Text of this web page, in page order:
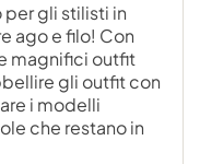
gli stilisti in
ago e filo! Con
magnifici outfit
gli outfit con
i modelli
che restano in